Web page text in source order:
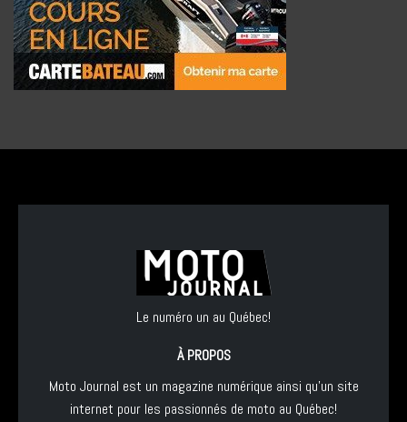
Le numéro un au Québec!
À PROPOS
Moto Journal est un magazine numérique ainsi qu'un site
internet pour les passionnés de moto au Québec!